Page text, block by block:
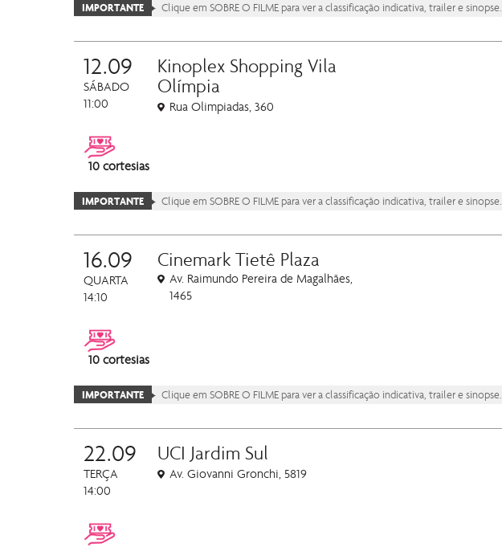
IMPORTANTE Clique em SOBRE O FILME para ver a classificação indicativa, trailer e sinopse.
12.09
SÁBADO
11:00
10 cortesias
Kinoplex Shopping Vila
Olímpia
Rua Olimpiadas, 360
IMPORTANTE Clique em SOBRE O FILME para ver a classificação indicativa, trailer e sinopse.
16.09
QUARTA
14:10
10 cortesias
Cinemark Tietê Plaza
Av. Raimundo Pereira de Magalhães,
1465
IMPORTANTE Clique em SOBRE O FILME para ver a classificação indicativa, trailer e sinopse.
22.09
TERÇA
14:00
UCI Jardim Sul
Av. Giovanni Gronchi, 5819